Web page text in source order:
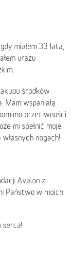
miałem 33 lata,
urazu
środków
Mam wspaniałą
przeciwności
mi spełnić moje
nogach!
Avalon z
Państwo w moich
serca!